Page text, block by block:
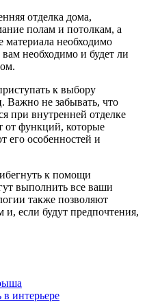
отделка дома,
полам и потолкам, а
необходимо
необходимо и будет ли
к выбору
Важно не забывать, что
при внутренней отделке
от функций, которые
его особенностей и
к помощи
выполнить все ваши
также позволяют
если будут предпочтения,
интерьере